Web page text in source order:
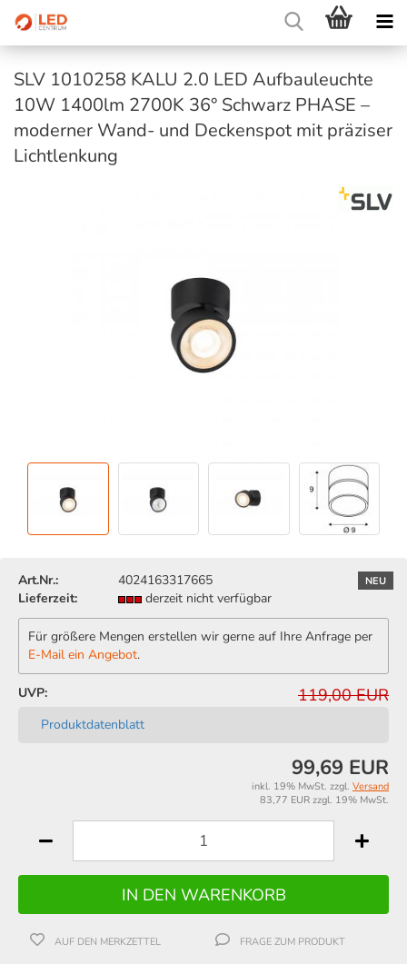
SLV 1010258 KALU 2.0 LED Aufbauleuchte
10W 1400lm 2700K 36° Schwarz PHASE –
moderner Wand- und Deckenspot mit präziser
Lichtlenkung
NEU
Art.Nr.:
4024163317665
Lieferzeit:
derzeit nicht verfügbar
Für größere Mengen erstellen wir gerne auf Ihre Anfrage per
E-Mail ein Angebot.
UVP: 119,00 EUR
Produktdatenblatt
99,69 EUR
inkl. 19% MwSt. zzgl. Versand
83,77 EUR zzgl. 19% MwSt.
AUF DEN MERKZETTEL FRAGE ZUM PRODUKT